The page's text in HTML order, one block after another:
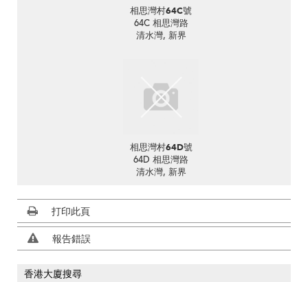
相思灣村64C號
64C 相思灣路
清水灣, 新界
相思灣村64D號
64D 相思灣路
清水灣, 新界
打印此頁
報告錯誤
香港大廈搜尋